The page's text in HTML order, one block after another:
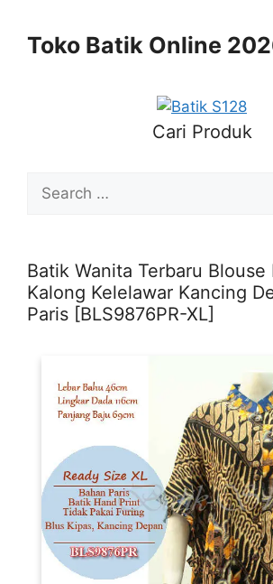
contentToko Batik Online
Cari Produk
for:
Batik Wanita Terbaru Blouse
Kalong Kelelawar Kancing
Paris [BLS9876PR-XL]